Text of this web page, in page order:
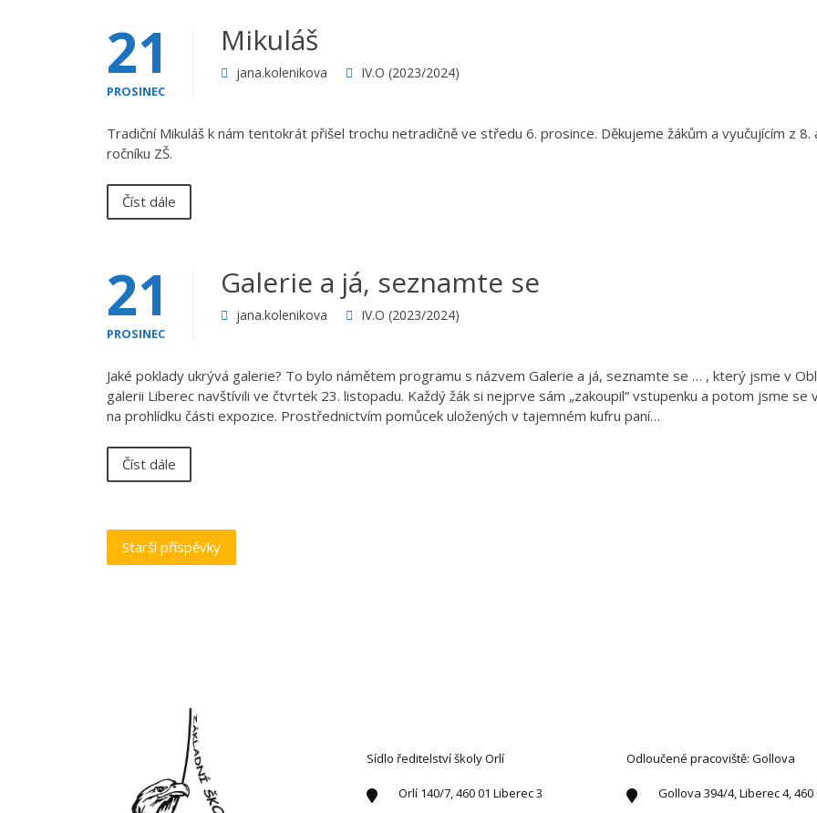
21
PROSINEC
Mikuláš
jana.kolenikova IV.O (2023/2024)
Tradiční Mikuláš k nám tentokrát přišel trochu netradičně ve středu 6. prosince. Děkujeme žákům a vyučujícím z 8.
ročníku ZŠ.
Číst dále
21
PROSINEC
Galerie a já, seznamte se
jana.kolenikova IV.O (2023/2024)
Jaké poklady ukrývá galerie? To bylo námětem programu s názvem Galerie a já, seznamte se … , který jsme v
galerii Liberec navštívili ve čtvrtek 23. listopadu. Každý žák si nejprve sám „zakoupil“ vstupenku a potom jsme se
na prohlídku části expozice. Prostřednictvím pomůcek uložených v tajemném kufru paní…
Číst dále
Navigace
pro
Starší příspěvky
Sídlo ředitelství školy Orlí
Orlí 140/7, 460 01 Liberec 3
Odloučené pracoviště: Gollova
Gollova 394/4, Liberec 4, 460